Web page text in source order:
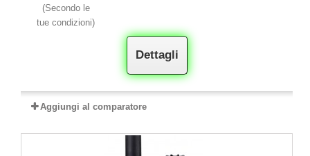
(Secondo le
tue condizioni)
Dettagli
Aggiungi al comparatore